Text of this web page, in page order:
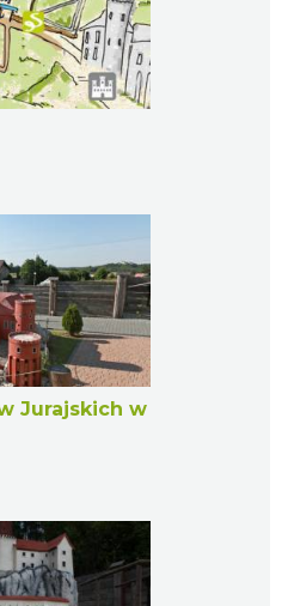
Jurajskich w